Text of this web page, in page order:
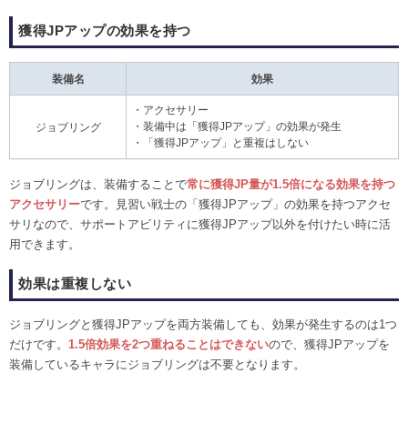
獲得JPアップの効果を持つ
装備名 効果
ジョブリング
・アクセサリー
・装備中は「獲得JPアップ」の効果が発生
・「獲得JPアップ」と重複はしない
ジョブリングは、装備することで常に獲得JP量が1.5倍になる効果を持つ
アクセサリーです。見習い戦士の「獲得JPアップ」の効果を持つアクセ
サリなので、サポートアビリティに獲得JPアップ以外を付けたい時に活
用できます。
効果は重複しない
ジョブリングと獲得JPアップを両方装備しても、効果が発生するのは1つ
だけです。 1.5倍効果を2つ重ねることはできないので、獲得JPアップを
装備しているキャラにジョブリングは不要となります。